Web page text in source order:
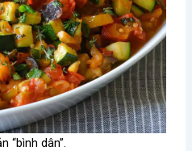
“bình dân”.